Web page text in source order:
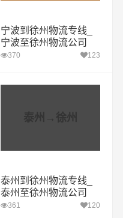
宁波到徐州物流专线_
宁波至徐州物流公司
370 123
泰州→徐州
泰州到徐州物流专线_
泰州至徐州物流公司
361 120